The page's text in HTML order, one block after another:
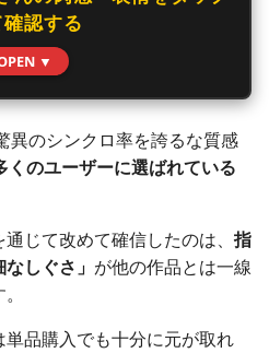
確認する
▼
異のシンクロ率を誇るな質感
のユーザーに選ばれている
じて改めて確信したのは、 指
しぐさ」 が他の作品とは一線
品購入でも十分に元が取れ